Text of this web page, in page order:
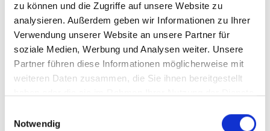
zu können und die Zugriffe auf unsere Website zu
analysieren. Außerdem geben wir Informationen zu Ihrer
Verwendung unserer Website an unsere Partner für
soziale Medien, Werbung und Analysen weiter. Unsere
Partner führen diese Informationen möglicherweise mit
weiteren Daten zusammen, die Sie ihnen bereitgestellt
Notwendig